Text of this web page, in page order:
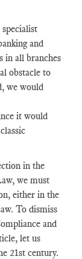
and
in all branches
obstacle to
we would
it would
in the
we must
either in the
To dismiss
and
let us
21st century.